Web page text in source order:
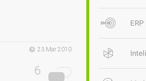
23 Mar 2010
6
ERP